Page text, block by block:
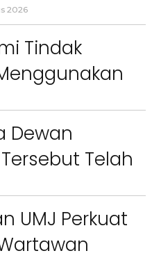
2026
Tindak
Slogan
Dewan
Telah
UMJ Perkuat